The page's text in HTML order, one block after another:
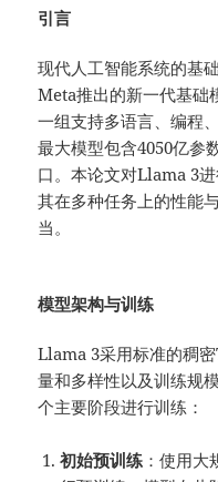
引言
现代人工智能系统的基
Meta推出的新一代基
一组支持多语言、编程
最大模型包含4050亿参
口。本论文对Llama 3
其在多种任务上的性能
当。
模型架构与训练
Llama 3采用标准的稠
量和多样性以及训练规
个主要阶段进行训练：
初始预训练 ：使用